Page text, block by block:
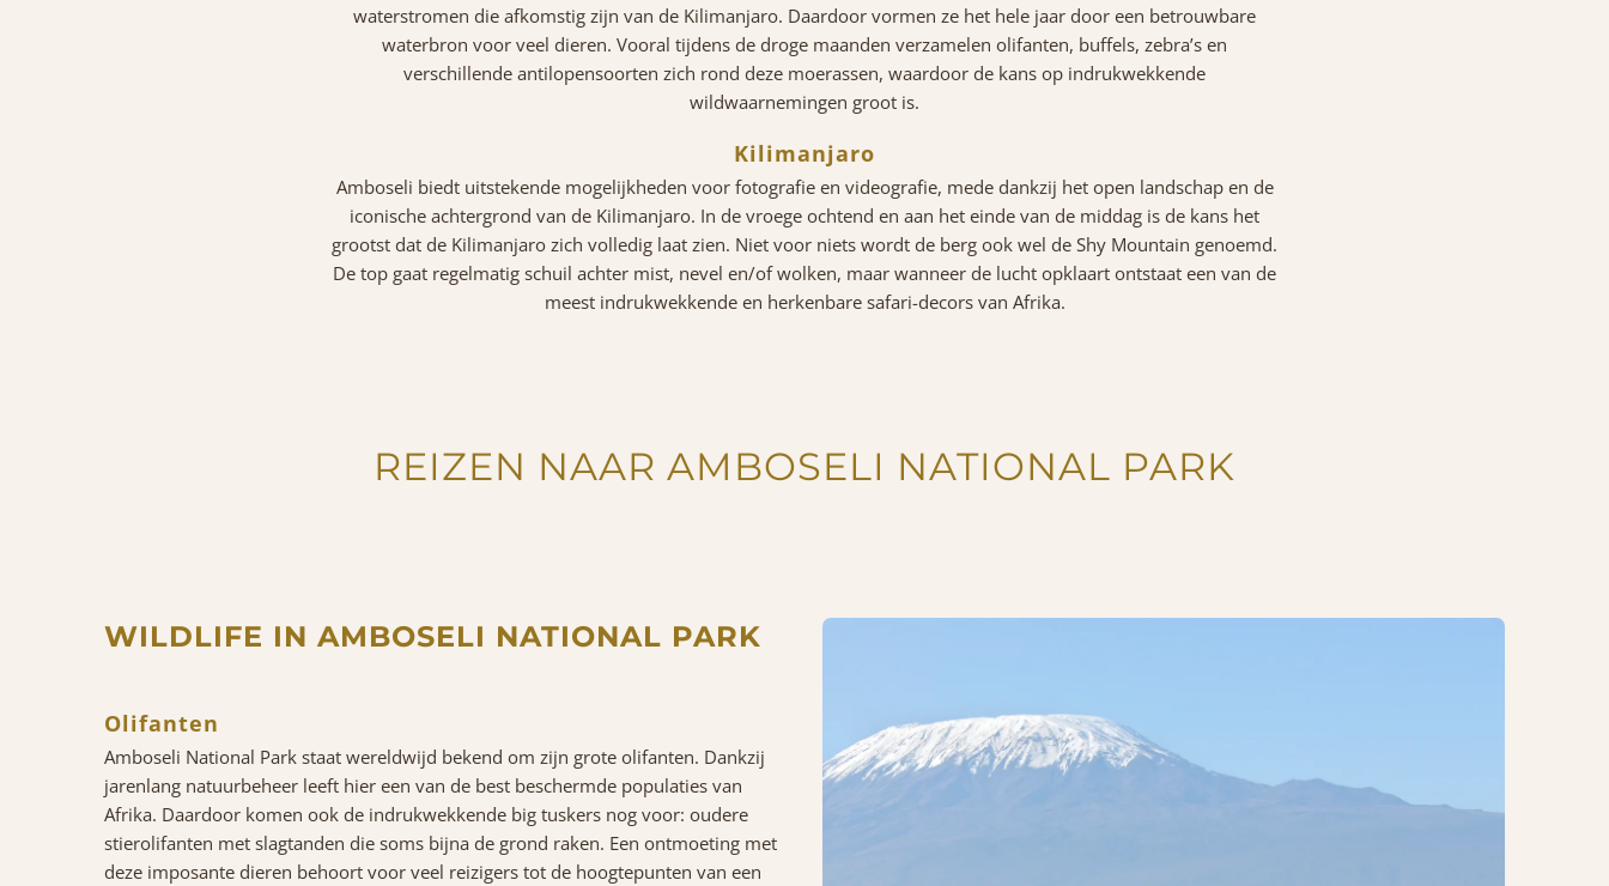
waterstromen die afkomstig zijn van de Kilimanjaro. Daardoor vormen ze het hele jaar door een betrouwbare
waterbron voor veel dieren. Vooral tijdens de droge maanden verzamelen olifanten, buffels, zebra’s en
verschillende antilopensoorten zich rond deze moerassen, waardoor de kans op indrukwekkende
wildwaarnemingen groot is.
Kilimanjaro
Amboseli biedt uitstekende mogelijkheden voor fotografie en videografie, mede dankzij het open landschap en de
iconische achtergrond van de Kilimanjaro. In de vroege ochtend en aan het einde van de middag is de kans het
grootst dat de Kilimanjaro zich volledig laat zien. Niet voor niets wordt de berg ook wel de Shy Mountain genoemd.
De top gaat regelmatig schuil achter mist, nevel en/of wolken, maar wanneer de lucht opklaart ontstaat een van de
meest indrukwekkende en herkenbare safari-decors van Afrika.
REIZEN NAAR AMBOSELI NATIONAL PARK
WILDLIFE IN AMBOSELI NATIONAL PARK
Olifanten
Amboseli National Park staat wereldwijd bekend om zijn grote olifanten. Dankzij
jarenlang natuurbeheer leeft hier een van de best beschermde populaties van
Afrika. Daardoor komen ook de indrukwekkende big tuskers nog voor: oudere
stierolifanten met slagtanden die soms bijna de grond raken. Een ontmoeting met
deze imposante dieren behoort voor veel reizigers tot de hoogtepunten van een